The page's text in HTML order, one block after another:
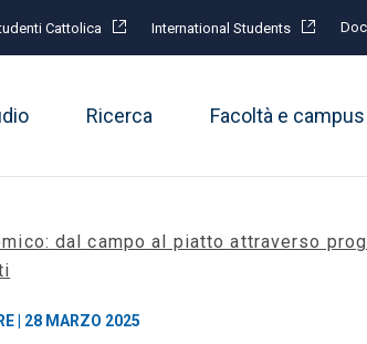
Cattolica International Students
Ricerca Facoltà e campus
dal campo al piatto attraverso
| 28 MARZO 2025